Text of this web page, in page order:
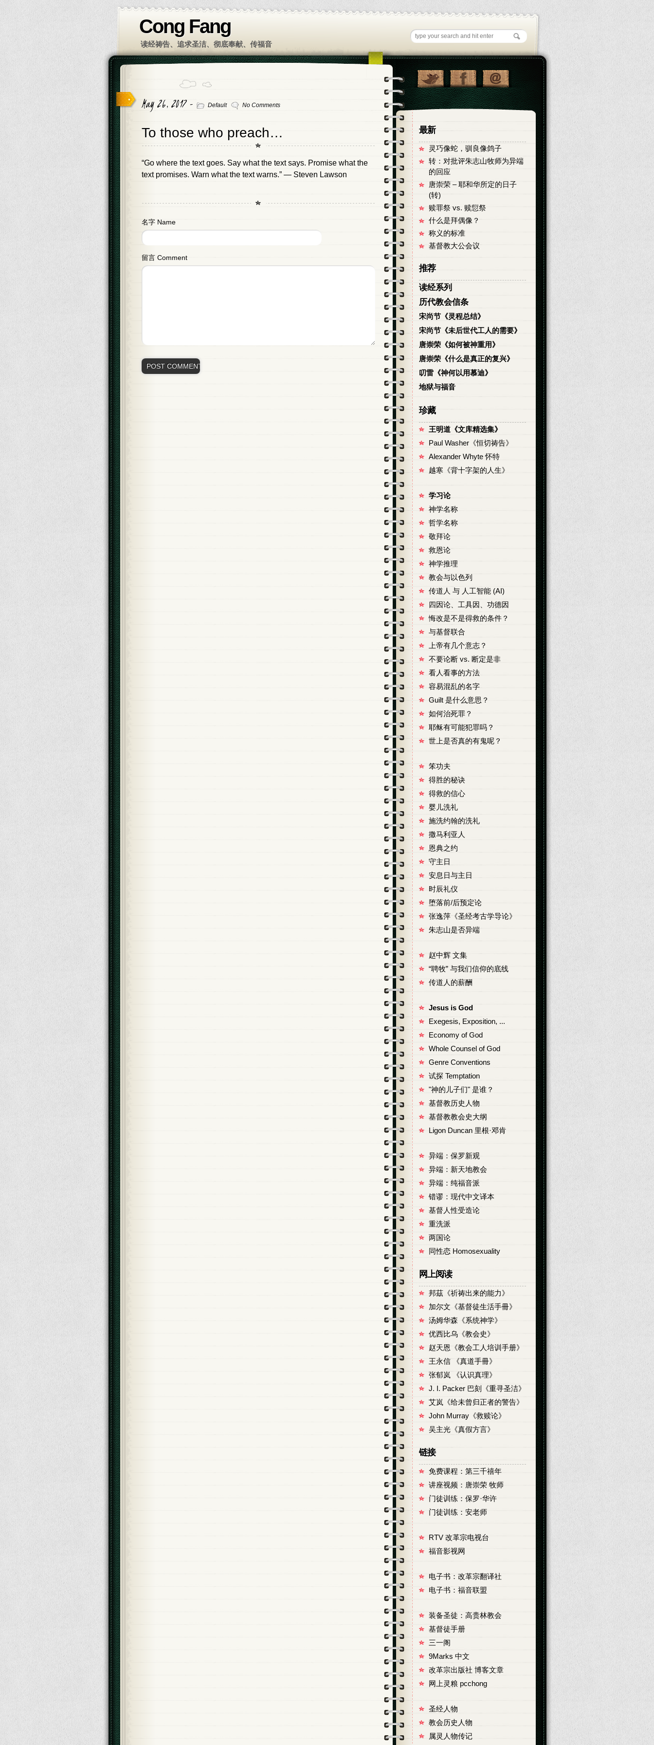
Cong Fang
读经祷告、追求圣洁、彻底奉献、传福音
May 26, 2017 - Default No Comments
To those who preach…
“Go where the text goes. Say what the text says. Promise what the
text promises. Warn what the text warns.” — Steven Lawson
名字 Name
留言 Comment
最新
灵巧像蛇，驯良像鸽子
转：对批评朱志山牧师为异端
的回应
唐崇荣 – 耶和华所定的日子
(转)
赎罪祭 vs. 赎愆祭
什么是拜偶像？
称义的标准
基督教大公会议
推荐
读经系列
历代教会信条
宋尚节《灵程总结》
宋尚节《未后世代工人的需要》
唐崇荣《如何被神重用》
唐崇荣《什么是真正的复兴》
叨雷《神何以用慕迪》
地狱与福音
珍藏
王明道《文库精选集》
Paul Washer《恒切祷告》
Alexander Whyte 怀特
越寒《背十字架的人生》
学习论
神学名称
哲学名称
敬拜论
救恩论
神学推理
教会与以色列
传道人 与 人工智能 (AI)
四因论、工具因、功德因
悔改是不是得救的条件？
与基督联合
上帝有几个意志？
不要论断 vs. 断定是非
看人看事的方法
容易混乱的名字
Guilt 是什么意思？
如何治死罪？
耶稣有可能犯罪吗？
世上是否真的有鬼呢？
笨功夫
得胜的秘诀
得救的信心
婴儿洗礼
施洗约翰的洗礼
撒马利亚人
恩典之约
守主日
安息日与主日
时辰礼仪
堕落前/后预定论
张逸萍《圣经考古学导论》
朱志山是否异端
赵中辉 文集
“聘牧” 与我们信仰的底线
传道人的薪酬
Jesus is God
Exegesis, Exposition, ...
Economy of God
Whole Counsel of God
Genre Conventions
试探 Temptation
"神的儿子们" 是谁？
基督教历史人物
基督教教会史大纲
Ligon Duncan 里根·邓肯
异端：保罗新观
异端：新天地教会
异端：纯福音派
错谬：现代中文译本
基督人性受造论
重洗派
两国论
同性恋 Homosexuality
网上阅读
邦茲《祈祷出来的能力》
加尔文《基督徒生活手冊》
汤姆华森《系统神学》
优西比乌《教会史》
赵天恩《教会工人培训手册》
王永信 《真道手冊》
张郁岚 《认识真理》
J. I. Packer 巴刻《重寻圣洁》
艾岚《给未曾归正者的警告》
John Murray《救赎论》
吴主光《真假方言》
链接
免费课程：第三千禧年
讲座视频：唐崇荣 牧师
门徒训练：保罗·华许
门徒训练：安老师
RTV 改革宗电视台
福音影视网
电子书：改革宗翻译社
电子书：福音联盟
装备圣徒：高贵林教会
基督徒手册
三一阁
9Marks 中文
改革宗出版社 博客文章
网上灵粮 pcchong
圣经人物
教会历史人物
属灵人物传记